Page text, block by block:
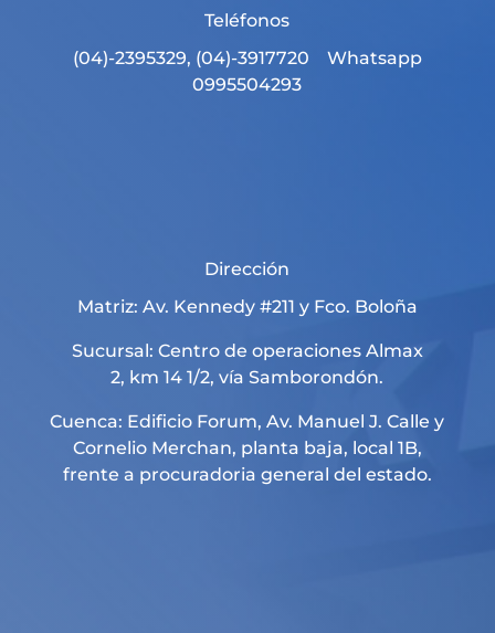
Teléfonos
(04)-2395329, (04)-3917720 Whatsapp
0995504293
Dirección
Matriz: Av. Kennedy #211 y Fco. Boloña
Sucursal: Centro de operaciones Almax
2, km 14 1/2, vía Samborondón.
Cuenca: Edificio Forum, Av. Manuel J. Calle y
Cornelio Merchan, planta baja, local 1B,
frente a procuradoria general del estado.